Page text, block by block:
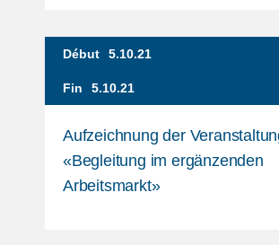
Début 5.10.21
Fin 5.10.21
Aufzeichnung der
«Begleitung im ergänzenden
Arbeitsmarkt»